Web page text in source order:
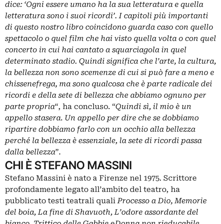
dice: ‘Ogni essere umano ha la sua letteratura e quella
letteratura sono i suoi ricordi’. I capitoli più importanti
di questo nostro libro coincidono guarda caso con quello
spettacolo o quel film che hai visto quella volta o con quel
concerto in cui hai cantato a squarciagola in quel
determinato stadio. Quindi significa che l’arte, la cultura,
la bellezza non sono scemenze di cui si può fare a meno e
chissenefrega, ma sono qualcosa che è parte radicale dei
ricordi e della sete di bellezza che abbiamo ognuno per
parte propria“, ha concluso. “Quindi sì, il mio è un
appello stasera. Un appello per dire che se dobbiamo
ripartire dobbiamo farlo con un occhio alla bellezza
perché la bellezza è essenziale, la sete di ricordi passa
dalla bellezza”.
CHI È STEFANO MASSINI
Stefano Massini è nato a Firenze nel 1975. Scrittore
profondamente legato all’ambito del teatro, ha
pubblicato testi teatrali qualiProcesso a Dio, Memorie
del boia, La fine di Shavuoth, L’odore assordante del